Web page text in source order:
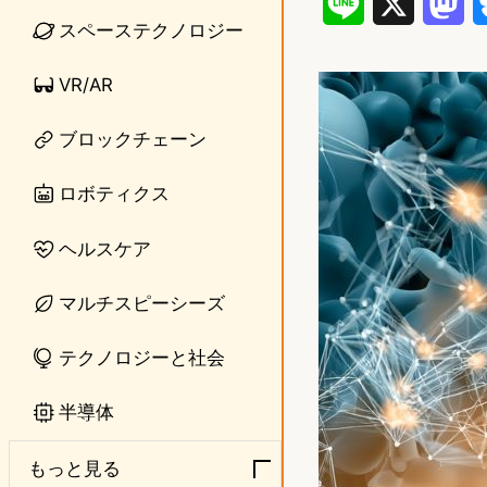
スペーステクノロジー
VR/AR
ブロックチェーン
ロボティクス
ヘルスケア
マルチスピーシーズ
テクノロジーと社会
半導体
もっと見る
n
e
s
t
o
d
o
n